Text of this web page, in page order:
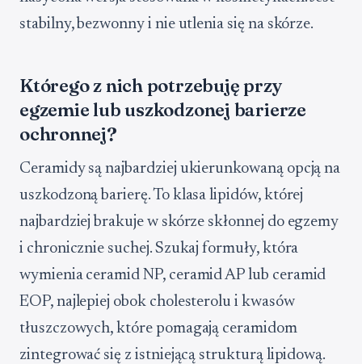
stabilny, bezwonny i nie utlenia się na skórze.
Którego z nich potrzebuję przy
egzemie lub uszkodzonej barierze
ochronnej?
Ceramidy są najbardziej ukierunkowaną opcją na
uszkodzoną barierę. To klasa lipidów, której
najbardziej brakuje w skórze skłonnej do egzemy
i chronicznie suchej. Szukaj formuły, która
wymienia ceramid NP, ceramid AP lub ceramid
EOP, najlepiej obok cholesterolu i kwasów
tłuszczowych, które pomagają ceramidom
zintegrować się z istniejącą strukturą lipidową.